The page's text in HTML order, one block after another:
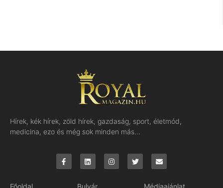
Hírek, kék hírek, zöld hírek, gazdaság, sport, életmód,
medicina, ezo és még sok minden más…